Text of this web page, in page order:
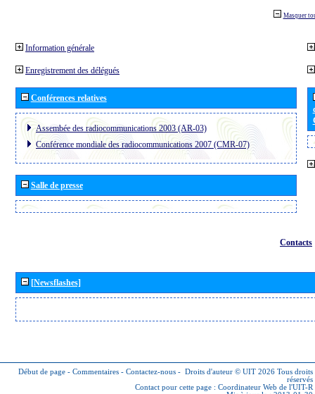
Masquer
Information générale
Enregistrement des délégués
Conférences relatives
Assembée des radiocommunications 2003 (AR-03)
Conférence mondiale des radiocommunications 2007 (CMR-07)
Salle de presse
Contacts
[Newsflashes]
Début de page - Commentaires - Contactez-nous - Droits d'auteur © UIT 2026 Tous droits
réservés
Contact pour cette page : Coordinateur Web de l'UIT-R